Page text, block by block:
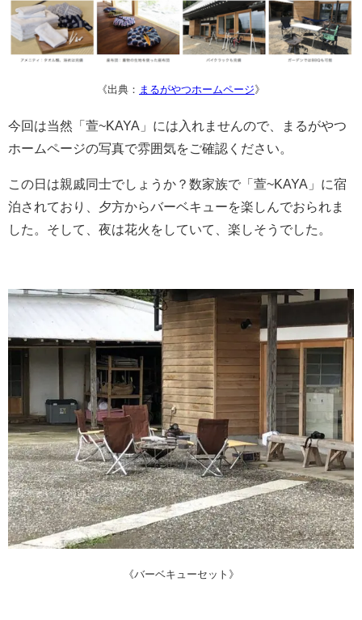
《出典： まるがやつホームページ》
今回は当然「萱~KAYA」には入れませんので、まるがやつ
ホームページの写真で雰囲気をご確認ください。
この日は親戚同士でしょうか？数家族で「萱~KAYA」に宿
泊されており、夕方からバーベキューを楽しんでおられま
した。そして、夜は花火をしていて、楽しそうでした。
《バーベキューセット》